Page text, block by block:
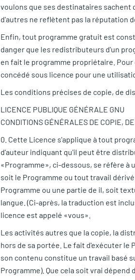
voulons que ses destinataires sachent
d'autres ne reflètent pas la réputation
Enfin, tout programme gratuit est
danger que les redistributeurs d'un
en fait le programme propriétaire.
concédé sous licence pour une
Les conditions précises de copie, de
LICENCE PUBLIQUE GÉNÉRALE GNU
CONDITIONS GÉNÉRALES DE COPIE,
0. Cette Licence s'applique à tout
d'auteur indiquant qu'il peut être
«Programme», ci-dessous, se réfère à
soit le Programme ou tout travail
Programme ou une partie de il, soit
langue. (Ci-après, la traduction est
licence est appelé «vous».
Les activités autres que la copie, la
hors de sa portée. Le fait d'exécuter le
son contenu constitue un travail basé
Programme). Que cela soit vrai dépend